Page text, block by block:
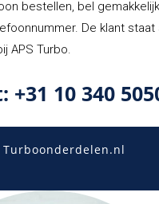
bestellen, bel
De klant staat
APS Turbo.
+31 10 340
Turboonderdelen.nl